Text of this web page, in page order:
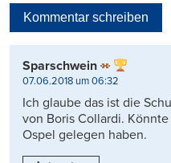
Kommentar schreiben
Sparschwein
07.06.2018 um 06:32
Ich glaube das ist die
von Boris Collardi.
Ospel gelegen haben.